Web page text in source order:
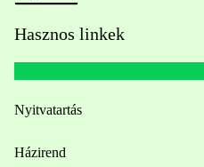
Hasznos linkek
Nyitvatartás
Házirend